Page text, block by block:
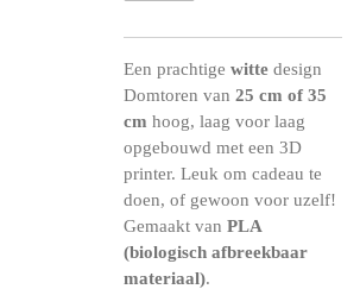
Een prachtige witte design
Domtoren van 25 cm of 35
cm hoog, laag voor laag
opgebouwd met een 3D
printer. Leuk om cadeau te
doen, of gewoon voor uzelf!
Gemaakt van PLA
(biologisch afbreekbaar
materiaal).